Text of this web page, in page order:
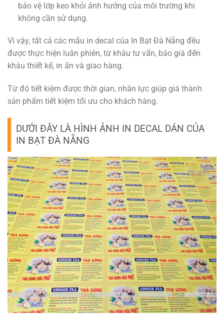
bảo vệ lớp keo khỏi ảnh hưởng của môi trường khi
không cần sử dụng.
Vì vậy, tất cả các mẫu in decal của In Bạt Đà Nẵng đều
được thực hiện luân phiên, từ khâu tư vấn, báo giá đến
khâu thiết kế, in ấn và giao hàng.
Từ đó tiết kiệm được thời gian, nhân lực giúp giá thành
sản phẩm tiết kiệm tối ưu cho khách hàng.
DƯỚI ĐÂY LÀ HÌNH ẢNH IN DECAL DÁN CỦA
IN BẠT ĐÀ NẴNG